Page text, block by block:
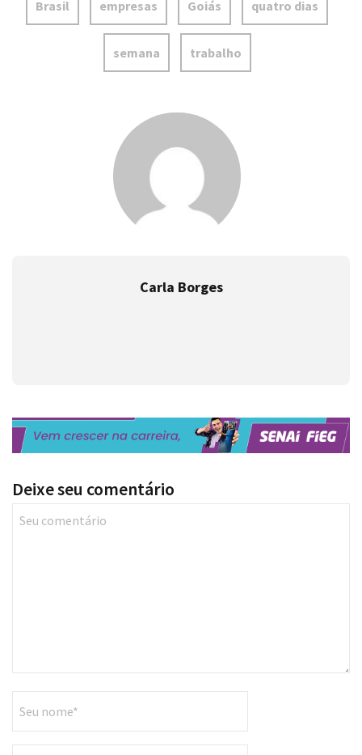
Brasil empresas Goiás quatro dias
semana trabalho
Carla Borges
Deixe seu comentário